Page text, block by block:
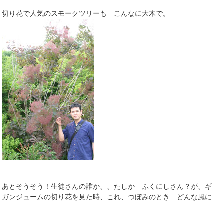
切り花で人気のスモークツリーも こんなに大木で。
あとそうそう！生徒さんの誰か、、たしか ふくにしさん？が、ギ
ガンジュームの切り花を見た時、これ、つぼみのとき どんな風に